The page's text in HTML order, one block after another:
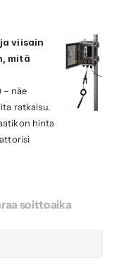
viisain
mitä
– näe
ratkaisu.
hinta
soittoaika